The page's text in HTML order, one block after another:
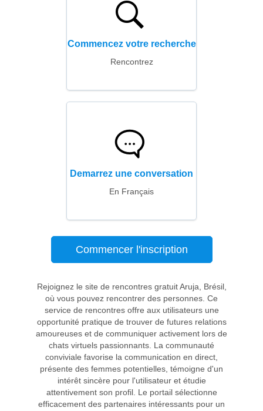
Commencez votre recherche
Rencontrez
Demarrez une conversation
En Français
Commencer l'inscription
Rejoignez le site de rencontres gratuit Aruja, Brésil,
où vous pouvez rencontrer des personnes. Ce
service de rencontres offre aux utilisateurs une
opportunité pratique de trouver de futures relations
amoureuses et de communiquer activement lors de
chats virtuels passionnants. La communauté
conviviale favorise la communication en direct,
présente des femmes potentielles, témoigne d'un
intérêt sincère pour l'utilisateur et étudie
attentivement son profil. Le portail sélectionne
efficacement des partenaires intéressants pour un